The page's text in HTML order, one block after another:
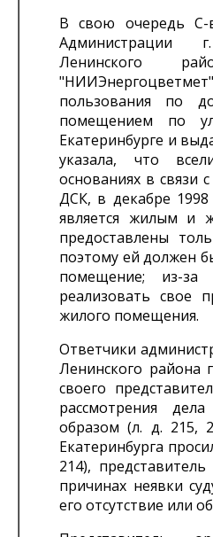
В свою очередь С-
Администрации
Ленинского
пользования по
помещением по
Екатеринбурге и
указала, что
основаниях в связи
ДСК, в декабре
является жилым и
предоставлены
поэтому ей должен
помещение; из-
реализовать свое
жилого помещения.
Ответчики
Ленинского района
своего
рассмотрения
образом (л. д. 215,
Екатеринбурга
214),
причинах неявки
его отсутствие или